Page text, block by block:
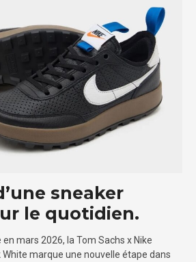
sneaker
le quotidien.
mars 2026, la Tom Sachs x Nike
White marque une nouvelle étape dans